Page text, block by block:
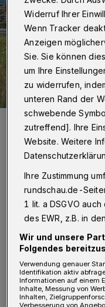
Die Crew des
Foto: Christoph Petersen
N ach
Pkw um 12:51
Anschlussstelle
Spur mit einem
Widerruf Ihrer
Wenn Tracker
Anzeigen
Sie. Sie können
um Ihre
zu widerrufen,
unteren Rand der
schwebende
zutreffend]. Ihre
Website. Weitere
Ihre Zustimmung
rundschau.de-
1 lit. a DSGVO
des EWR, z.B. in
Wir und unsere
Folgendes
Verwendung genauer
Identifikation aktiv
Informationen auf einem
Inhalte, Messung von
Inhalten,